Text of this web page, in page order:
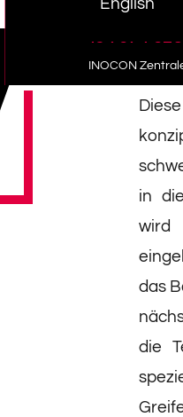
+43 7674
INOCON
in
wird
das
die